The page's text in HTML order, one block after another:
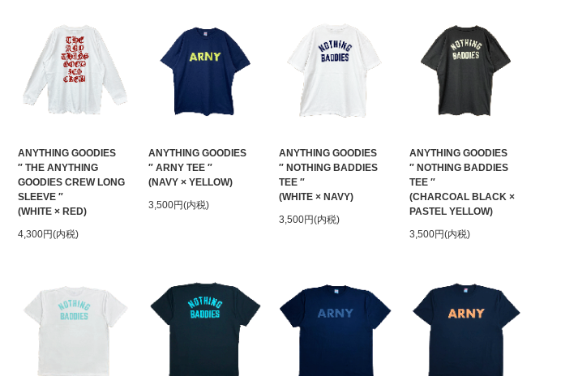
ANYTHING GOODIES
″ THE ANYTHING
GOODIES CREW LONG
SLEEVE ″
(WHITE × RED)
4,300円(内税)
ANYTHING GOODIES
″ ARNY TEE ″
(NAVY × YELLOW)
3,500円(内税)
ANYTHING GOODIES
″ NOTHING BADDIES
TEE ″
(WHITE × NAVY)
3,500円(内税)
ANYTHING GOODIES
″ NOTHING BADDIES
TEE ″
(CHARCOAL BLACK ×
PASTEL YELLOW)
3,500円(内税)